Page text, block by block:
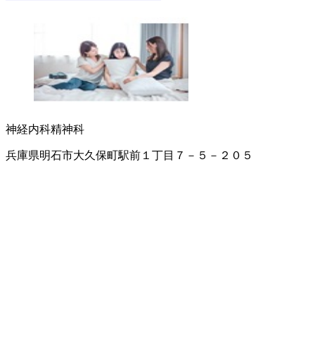
神経内科精神科
兵庫県明石市大久保町駅前１丁目７－５－２０５